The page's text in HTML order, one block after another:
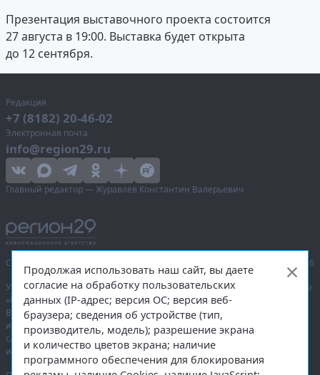
Презентация выставочного проекта состоится
27 августа в 19:00. Выставка будет открыта
до 12 сентября.
Редакция
+7 (8182) 20-46-02
Электронная почта
info@region29.ru
Главный редактор — Журавлёв Константин Валерьевич
Сетевое издание «Информационное агентство Регион 29»,
© 2016–2026
Учредитель — общество с ограниченной ответственностью «Агентство
«Правда Севера».
Выписка из реестра зарегистрированных средств массовой
информации: ЭЛ № ФС 77-74226 от 09.11.2018 выдано Федеральной
службой по надзору в сфере связи, информационных технологий
и массовых коммуникаций (Роскомнадзор).
Продолжая использовать наш сайт, вы даете
согласие на обработку пользовательских
данных (IP-адрес; версия ОС; версия веб-
браузера; сведения об устройстве (тип,
производитель, модель); разрешение экрана
и количество цветов экрана; наличие
программного обеспечения для блокирования